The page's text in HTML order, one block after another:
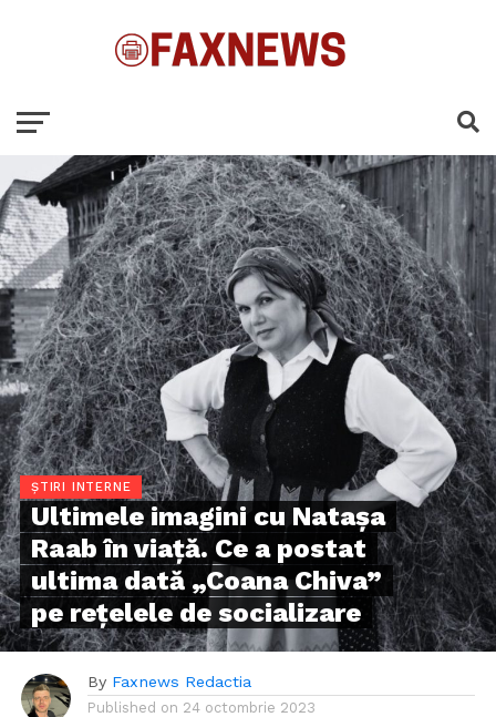
ȘTIRI INTERNE
Ultimele imagini cu Natașa
Raab în viață. Ce a postat
ultima dată „Coana Chiva”
pe rețelele de socializare
By Faxnews Redactia
Published on 24 octombrie 2023